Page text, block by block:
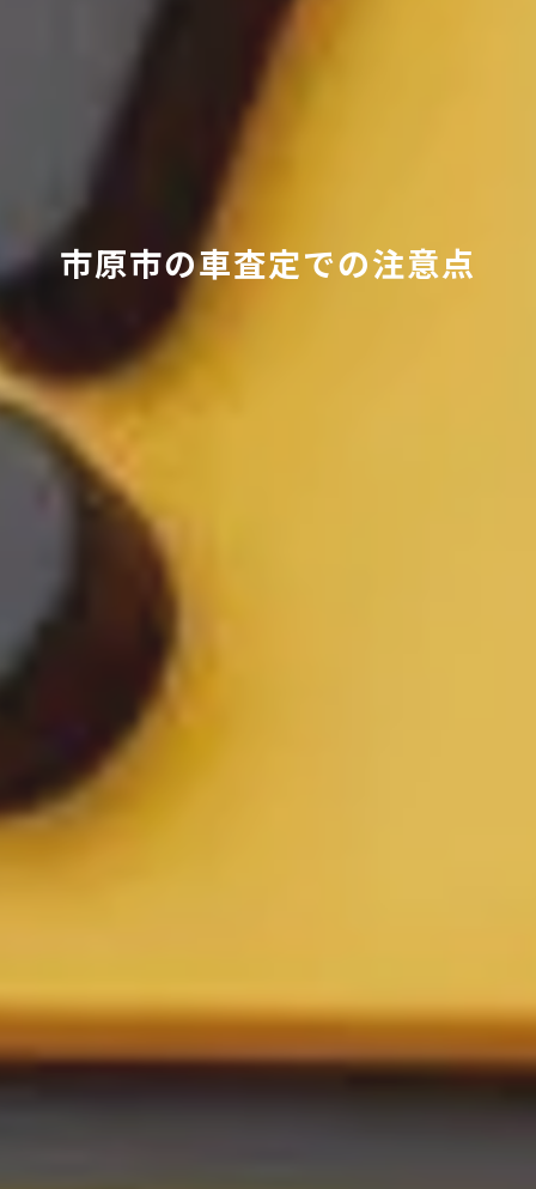
市原市の車査定での注意点